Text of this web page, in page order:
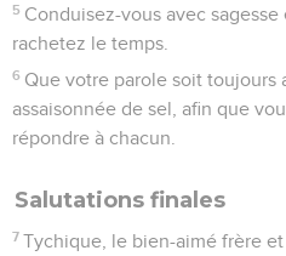
5 Conduisez-vous avec
rachetez le temps.
6 Que votre parole soit toujours
assaisonnée de sel, afin que
répondre à chacun.
Salutations finales
7 Tychique, le bien-aimé frère